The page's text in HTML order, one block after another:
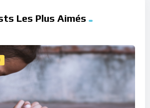
Les Plus Aimés